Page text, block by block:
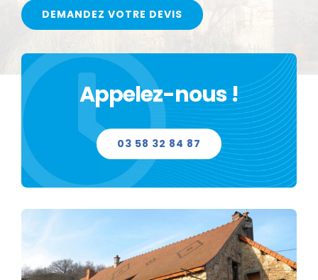
DOUBLE VITRAGE
TRIPLE VITRAGE
VITRAGE PORTE INTÉRIEUR
VITRAGE VITROCÉRAMIQUE CHEMINÉE ET INSERT
DEMANDEZ VOTRE DEVIS
Appelez-nous !
03 58 32 84 87